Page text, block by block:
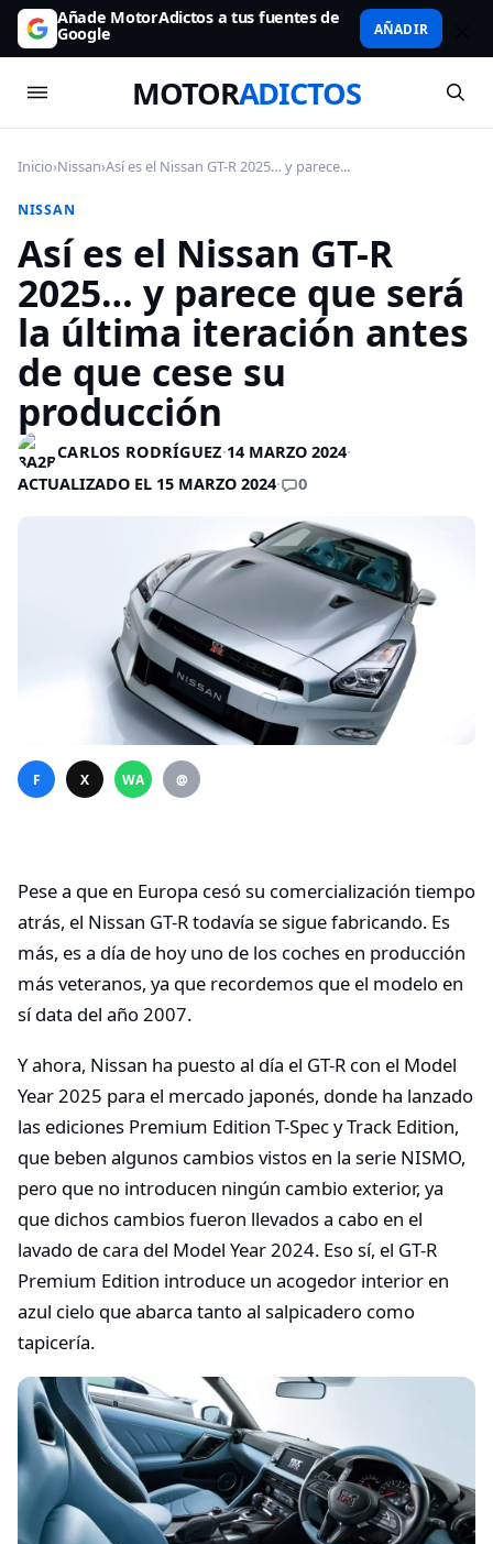
Añade MotorAdictos a tus fuentes de
Google AÑADIR
MOTORADICTOS
Inicio›Nissan›Así es el Nissan GT-R 2025… y parece...
NISSAN
Así es el Nissan GT-R
2025… y parece que será
la última iteración antes
de que cese su
producción
CARLOS RODRÍGUEZ·14 MARZO 2024·
ACTUALIZADO EL 15 MARZO 2024· 0
F X WA @
Pese a que en Europa cesó su comercialización tiempo
atrás, el Nissan GT-R todavía se sigue fabricando. Es
más, es a día de hoy uno de los coches en producción
más veteranos, ya que recordemos que el modelo en
sí data del año 2007.
Y ahora, Nissan ha puesto al día el GT-R con el Model
Year 2025 para el mercado japonés, donde ha lanzado
las ediciones Premium Edition T-Spec y Track Edition,
que beben algunos cambios vistos en la serie NISMO,
pero que no introducen ningún cambio exterior, ya
que dichos cambios fueron llevados a cabo en el
lavado de cara del Model Year 2024. Eso sí, el GT-R
Premium Edition introduce un acogedor interior en
azul cielo que abarca tanto al salpicadero como
tapicería.